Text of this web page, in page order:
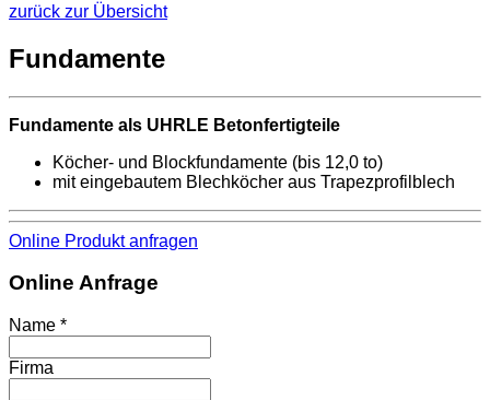
zurück zur Übersicht
Fundamente
Fundamente als UHRLE Betonfertigteile
Köcher- und Blockfundamente (bis 12,0 to)
mit eingebautem Blechköcher aus Trapezprofilblech
Online Produkt anfragen
Online Anfrage
Name *
Firma